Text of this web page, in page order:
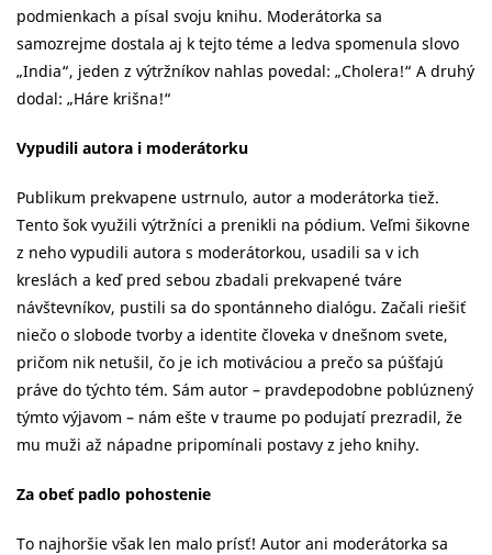
podmienkach a písal svoju knihu. Moderátorka sa
samozrejme dostala aj k tejto téme a ledva spomenula slovo
„India“, jeden z výtržníkov nahlas povedal: „Cholera!“ A druhý
dodal: „Háre krišna!“
Vypudili autora i moderátorku
Publikum prekvapene ustrnulo, autor a moderátorka tiež.
Tento šok využili výtržníci a prenikli na pódium. Veľmi šikovne
z neho vypudili autora s moderátorkou, usadili sa v ich
kreslách a keď pred sebou zbadali prekvapené tváre
návštevníkov, pustili sa do spontánneho dialógu. Začali riešiť
niečo o slobode tvorby a identite človeka v dnešnom svete,
pričom nik netušil, čo je ich motiváciou a prečo sa púšťajú
práve do týchto tém. Sám autor – pravdepodobne poblúznený
týmto výjavom – nám ešte v traume po podujatí prezradil, že
mu muži až nápadne pripomínali postavy z jeho knihy.
Za obeť padlo pohostenie
To najhoršie však len malo prísť! Autor ani moderátorka sa